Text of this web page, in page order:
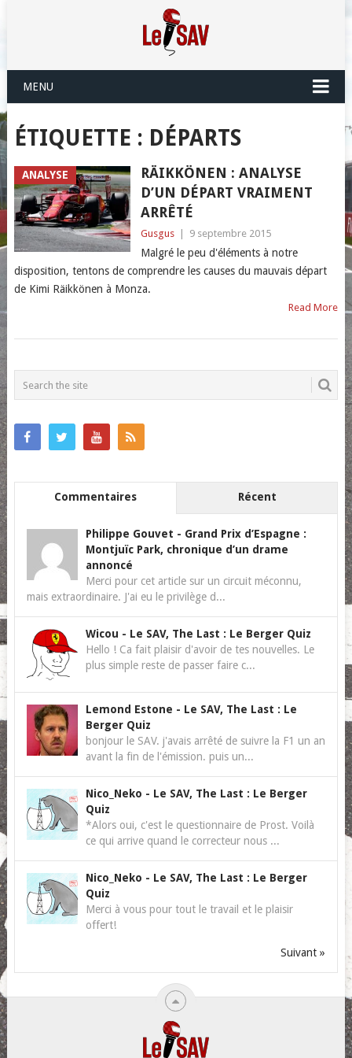
MENU
ÉTIQUETTE : DÉPARTS
ANALYSE
RÄIKKÖNEN : ANALYSE
D’UN DÉPART VRAIMENT
ARRÊTÉ
Gusgus 9 septembre 2015
Malgré le peu d'éléments à notre
disposition, tentons de comprendre les causes du mauvais départ
de Kimi Räikkönen à Monza.
Read More
POSTS
NAVIGATION
Commentaires Récent
Philippe Gouvet - Grand Prix d’Espagne :
Montjuïc Park, chronique d’un drame
annoncé
Merci pour cet article sur un circuit méconnu,
mais extraordinaire. J'ai eu le privilège d...
Wicou - Le SAV, The Last : Le Berger Quiz
Hello ! Ca fait plaisir d'avoir de tes nouvelles. Le
plus simple reste de passer faire c...
Lemond Estone - Le SAV, The Last : Le
Berger Quiz
bonjour le SAV. j'avais arrêté de suivre la F1 un an
avant la fin de l'émission. puis un...
Nico_Neko - Le SAV, The Last : Le Berger
Quiz
*Alors oui, c'est le questionnaire de Prost. Voilà
ce qui arrive quand le correcteur nous ...
Nico_Neko - Le SAV, The Last : Le Berger
Quiz
Merci à vous pour tout le travail et le plaisir
offert!
Suivant »